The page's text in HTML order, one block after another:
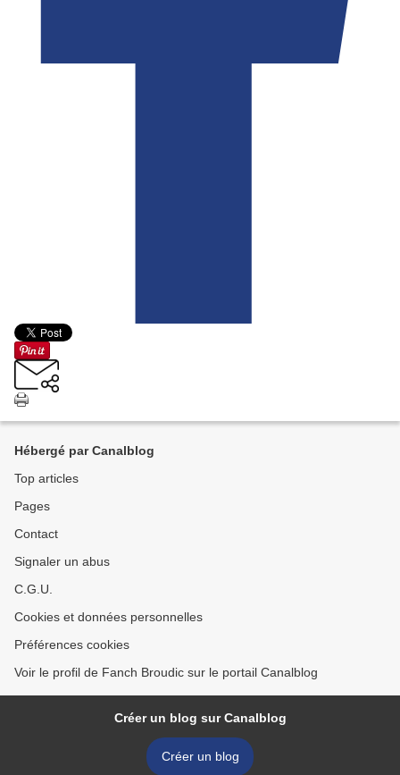
Hébergé par Canalblog
Top articles
Pages
Contact
Signaler un abus
C.G.U.
Cookies et données personnelles
Préférences cookies
Voir le profil de Fanch Broudic sur le portail Canalblog
Créer un blog sur Canalblog
Créer un blog